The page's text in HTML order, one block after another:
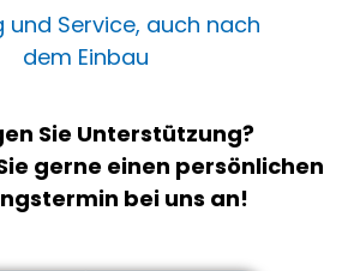
und Service, auch nach
dem Einbau
Sie Unterstützung?
gerne einen persönlichen
bei uns an!